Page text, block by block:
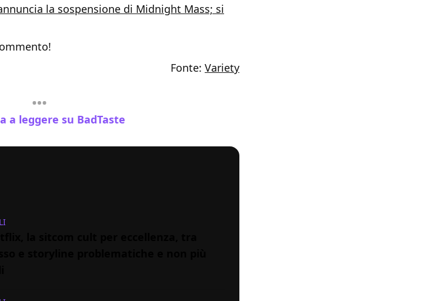
la sospensione di Midnight Mass; si
Fonte: Variety
a leggere su BadTaste
la sitcom cult per eccellenza, tra
e storyline problematiche e non più